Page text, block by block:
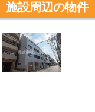
施設周辺の物件